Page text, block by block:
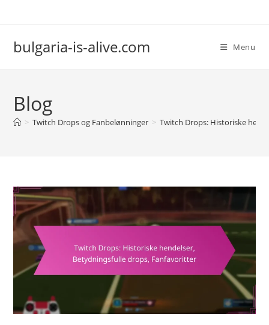
bulgaria-is-alive.com Menu
Blog
> Twitch Drops og Fanbelønninger > Twitch Drops: Historiske